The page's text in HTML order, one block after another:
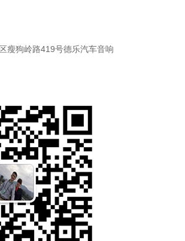
瘦狗岭路419号德乐汽车音响